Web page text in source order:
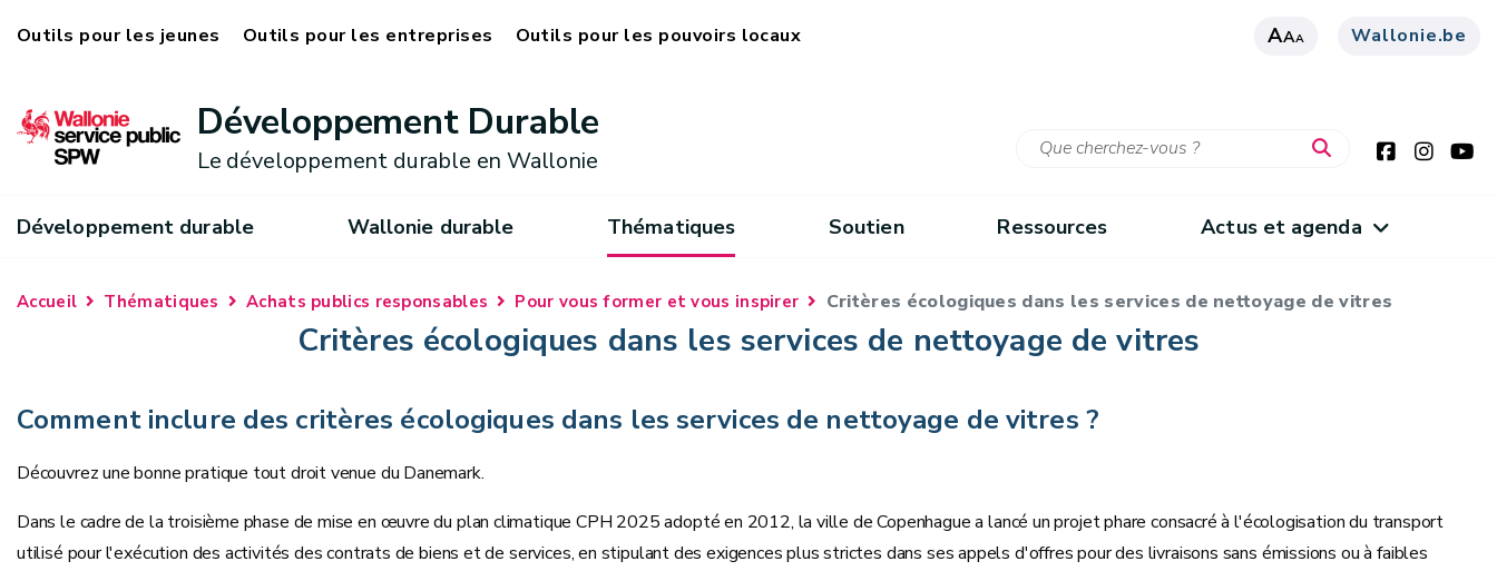
Outils pour les jeunes Outils pour les entreprises Outils pour les pouvoirs locaux AAA Wallonie.be
Développement Durable
Le développement durable en Wallonie
Développement durable Wallonie durable Thématiques Soutien Ressources Actus et agenda
Accueil Thématiques Achats publics responsables Pour vous former et vous inspirer Critères écologiques dans les services de nettoyage de vitres
Critères écologiques dans les services de nettoyage de vitres
Comment inclure des critères écologiques dans les services de nettoyage de vitres ?
Découvrez une bonne pratique tout droit venue du Danemark.
Dans le cadre de la troisième phase de mise en œuvre du plan climatique CPH 2025 adopté en 2012, la ville de Copenhague a lancé un projet phare consacré à l'écologisation du transport
utilisé pour l'exécution des activités des contrats de biens et de services, en stipulant des exigences plus strictes dans ses appels d'offres pour des livraisons sans émissions ou à faibles